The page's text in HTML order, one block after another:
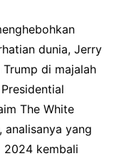
dunia, Jerry
di majalah
The White
analisanya yang
2024 kembali